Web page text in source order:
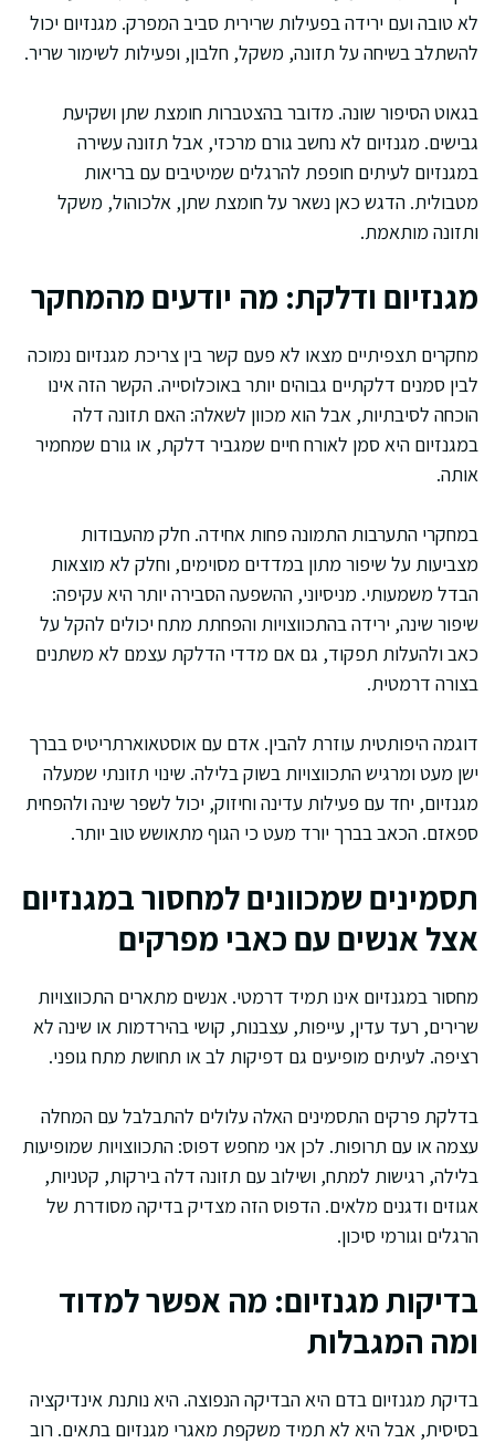
לא טובה ועם ירידה בפעילות שרירית סביב המפרק. מגנזיום יכול
להשתלב בשיחה על תזונה, משקל, חלבון, ופעילות לשימור שריר.
בגאוט הסיפור שונה. מדובר בהצטברות חומצת שתן ושקיעת
גבישים. מגנזיום לא נחשב גורם מרכזי, אבל תזונה עשירה
במגנזיום לעיתים חופפת להרגלים שמיטיבים עם בריאות
מטבולית. הדגש כאן נשאר על חומצת שתן, אלכוהול, משקל
ותזונה מותאמת.
מגנזיום ודלקת: מה יודעים מהמחקר
מחקרים תצפיתיים מצאו לא פעם קשר בין צריכת מגנזיום נמוכה
לבין סמנים דלקתיים גבוהים יותר באוכלוסייה. הקשר הזה אינו
הוכחה לסיבתיות, אבל הוא מכוון לשאלה: האם תזונה דלה
במגנזיום היא סמן לאורח חיים שמגביר דלקת, או גורם שמחמיר
אותה.
במחקרי התערבות התמונה פחות אחידה. חלק מהעבודות
מצביעות על שיפור מתון במדדים מסוימים, וחלק לא מוצאות
הבדל משמעותי. מניסיוני, ההשפעה הסבירה יותר היא עקיפה:
שיפור שינה, ירידה בהתכווצויות והפחתת מתח יכולים להקל על
כאב ולהעלות תפקוד, גם אם מדדי הדלקת עצמם לא משתנים
בצורה דרמטית.
דוגמה היפותטית עוזרת להבין. אדם עם אוסטאוארתריטיס בברך
ישן מעט ומרגיש התכווצויות בשוק בלילה. שינוי תזונתי שמעלה
מגנזיום, יחד עם פעילות עדינה וחיזוק, יכול לשפר שינה ולהפחית
ספאזם. הכאב בברך יורד מעט כי הגוף מתאושש טוב יותר.
תסמינים שמכוונים למחסור במגנזיום
אצל אנשים עם כאבי מפרקים
מחסור במגנזיום אינו תמיד דרמטי. אנשים מתארים התכווצויות
שרירים, רעד עדין, עייפות, עצבנות, קושי בהירדמות או שינה לא
רציפה. לעיתים מופיעים גם דפיקות לב או תחושת מתח גופני.
בדלקת פרקים התסמינים האלה עלולים להתבלבל עם המחלה
עצמה או עם תרופות. לכן אני מחפש דפוס: התכווצויות שמופיעות
בלילה, רגישות למתח, ושילוב עם תזונה דלה בירקות, קטניות,
אגוזים ודגנים מלאים. הדפוס הזה מצדיק בדיקה מסודרת של
הרגלים וגורמי סיכון.
בדיקות מגנזיום: מה אפשר למדוד
ומה המגבלות
בדיקת מגנזיום בדם היא הבדיקה הנפוצה. היא נותנת אינדיקציה
בסיסית, אבל היא לא תמיד משקפת מאגרי מגנזיום בתאים. רוב